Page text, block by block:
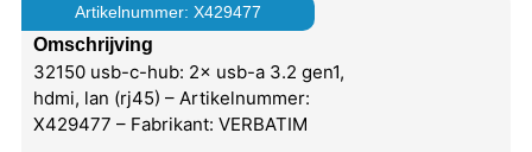
Artikelnummer: X429477
Omschrijving
32150 usb-c-hub: 2× usb-a 3.2 gen1,
hdmi, lan (rj45) – Artikelnummer:
X429477 – Fabrikant: VERBATIM